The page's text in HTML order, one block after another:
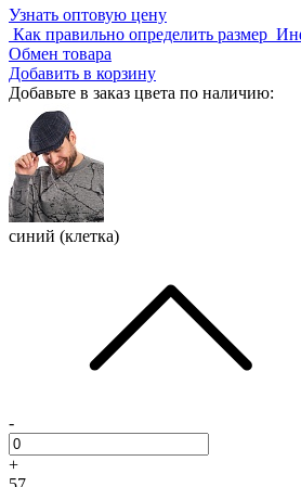
Узнать оптовую цену
Как правильно определить размер
Обмен товара
Добавить в корзину
Добавьте в заказ цвета по наличию:
синий (клетка)
-
+